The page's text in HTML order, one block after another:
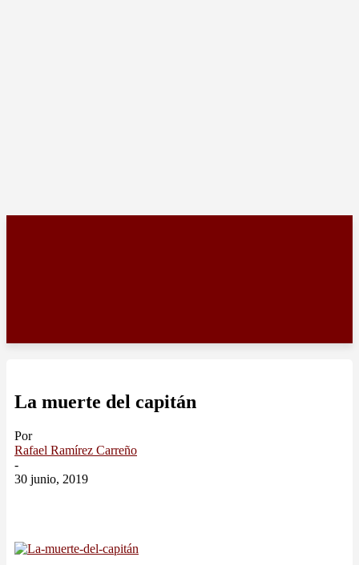
La muerte del capitán
Por
Rafael Ramírez Carreño
-
30 junio, 2019